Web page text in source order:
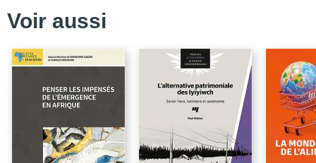
Introduction
Description du
Les actes religieux
La structure du contenu
Les différents registres
Les sites de
Voir aussi